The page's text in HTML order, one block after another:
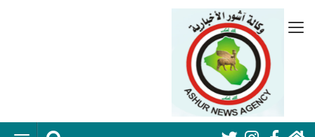
إلى قائمة
جانبية
الرئيسية